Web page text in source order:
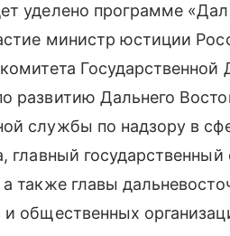
уделено программе
министр юстиции
развитию Дальнего
службы по надзору в
главный
также главы
и общественных